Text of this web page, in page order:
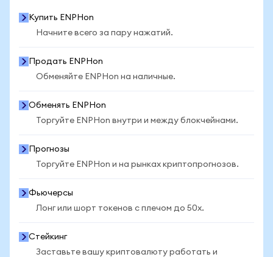
Купить ENPHon
Начните всего за пару нажатий.
Продать ENPHon
Обменяйте ENPHon на наличные.
Обменять ENPHon
Торгуйте ENPHon внутри и между блокчейнами.
Прогнозы
Торгуйте ENPHon и на рынках криптопрогнозов.
Фьючерсы
Лонг или шорт токенов с плечом до 50x.
Стейкинг
Заставьте вашу криптовалюту работать и